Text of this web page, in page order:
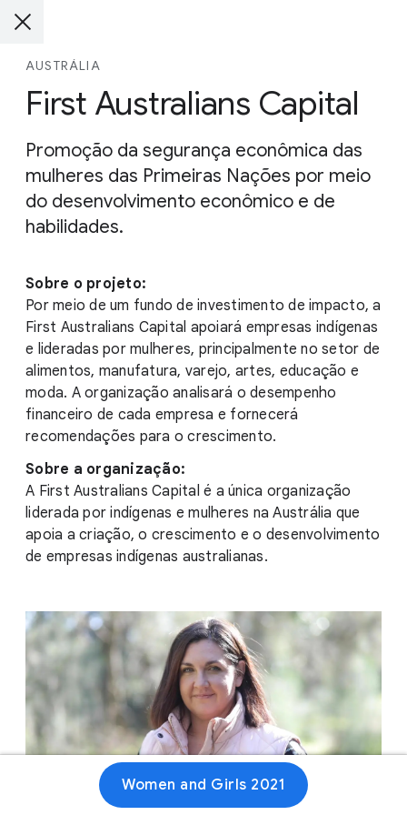
AUSTRÁLIA
First Australians Capital
Promoção da segurança econômica das
mulheres das Primeiras Nações por meio
do desenvolvimento econômico e de
habilidades.
Sobre o projeto:
Por meio de um fundo de investimento de impacto, a
First Australians Capital apoiará empresas indígenas
e lideradas por mulheres, principalmente no setor de
alimentos, manufatura, varejo, artes, educação e
moda. A organização analisará o desempenho
financeiro de cada empresa e fornecerá
recomendações para o crescimento.
Sobre a organização:
A First Australians Capital é a única organização
liderada por indígenas e mulheres na Austrália que
apoia a criação, o crescimento e o desenvolvimento
de empresas indígenas australianas.
Women and Girls 2021